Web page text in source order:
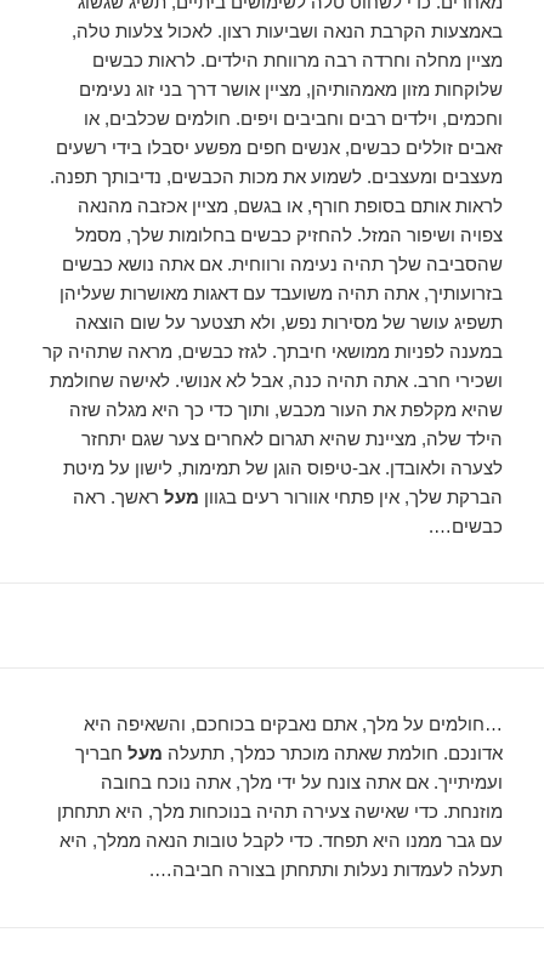
באמצעות הקרבת הנאה ושביעות רצון. לאכול צלעות טלה,
מציין מחלה וחרדה רבה מרווחת הילדים. לראות כבשים
שלוקחות מזון מאמהותיהן, מציין אושר דרך בני זוג נעימים
וחכמים, וילדים רבים וחביבים ויפים. חולמים שכלבים, או
זאבים זוללים כבשים, אנשים חפים מפשע יסבלו בידי רשעים
מעצבים ומעצבים. לשמוע את מכות הכבשים, נדיבותך תפנה.
לראות אותם בסופת חורף, או בגשם, מציין אכזבה מהנאה
צפויה ושיפור המזל. להחזיק כבשים בחלומות שלך, מסמל
שהסביבה שלך תהיה נעימה ורווחית. אם אתה נושא כבשים
בזרועותיך, אתה תהיה משועבד עם דאגות מאושרות שעליהן
תשפיג עושר של מסירות נפש, ולא תצטער על שום הוצאה
במענה לפניות ממושאי חיבתך. לגזז כבשים, מראה שתהיה קר
ושכירי חרב. אתה תהיה כנה, אבל לא אנושי. לאישה שחולמת
שהיא מקלפת את העור מכבש, ותוך כדי כך היא מגלה שזה
הילד שלה, מציינת שהיא תגרום לאחרים צער שגם יתחזר
לצערה ולאובדן. אב-טיפוס הוגן של תמימות, לישון על מיטת
הברקת שלך, אין פתחי אוורור רעים בגוון מעל ראשך. ראה
כבשים….
…חולמים על מלך, אתם נאבקים בכוחכם, והשאיפה היא
אדונכם. חולמת שאתה מוכתר כמלך, תתעלה מעל חבריך
ועמיתייך. אם אתה צונח על ידי מלך, אתה נוכח בחובה
מוזנחת. כדי שאישה צעירה תהיה בנוכחות מלך, היא תתחתן
עם גבר ממנו היא תפחד. כדי לקבל טובות הנאה ממלך, היא
תעלה לעמדות נעלות ותתחתן בצורה חביבה….